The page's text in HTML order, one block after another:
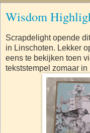
Wisdom
Scrapdelight opende
in Linschoten. Lekker
eens te bekijken toen
tekststempel zomaar